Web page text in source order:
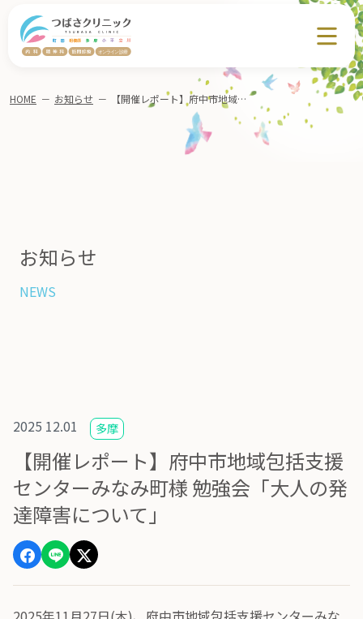
お知らせ
NEWS
HOME － お知らせ － 【開催レポート】府中市地域包括支援センターみなみ町様 勉強会「大人の発達障害について」
2025 12.01 多摩
【開催レポート】府中市地域包括支援
センターみなみ町様 勉強会「大人の発
達障害について」